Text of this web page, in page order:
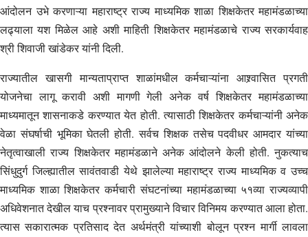
आंदोलन उभे करणाऱ्या महाराष्ट्र राज्य माध्यमिक शाळा शिक्षकेतर महामंडळाच्या
लढ्याला यश मिळेल आहे अशी माहिती शिक्षकेतर महामंडळाचे राज्य सरकार्यवाह
श्री शिवाजी खांडेकर यांनी दिली.
राज्यातील खासगी मान्यताप्राप्त शाळांमधील कर्मचाऱ्यांना आश्र्वासित प्रगती
योजनेचा लागू करावी अशी मागणी गेली अनेक वर्ष शिक्षकेतर महामंडळाच्या
माध्यमातून शासनाकडे करण्यात येत होती. त्यासाठी शिक्षकेतर कर्मचाऱ्यांनी अनेक
वेळा संघर्षाची भूमिका घेतली होती. सर्वच शिक्षक तसेच पदवीधर आमदार यांच्या
नेतृत्वाखाली राज्य शिक्षकेतर महामंडळाने अनेक आंदोलने केली होती. नुकत्याच
सिंधुदुर्ग जिल्ह्यातील सावंतवाडी येथे झालेल्या महाराष्ट्र राज्य माध्यमिक व उच्च
माध्यमिक शाळा शिक्षकेतर कर्मचारी संघटनांच्या महामंडळाच्या ५१व्या राज्यव्यापी
अधिवेशनात देखील याच प्रश्नावर प्रामुख्याने विचार विनिमय करण्यात आला होता.
त्यास सकारात्मक प्रतिसाद देत अर्थमंत्री यांच्याशी बोलून प्रश्न मार्गी लावला